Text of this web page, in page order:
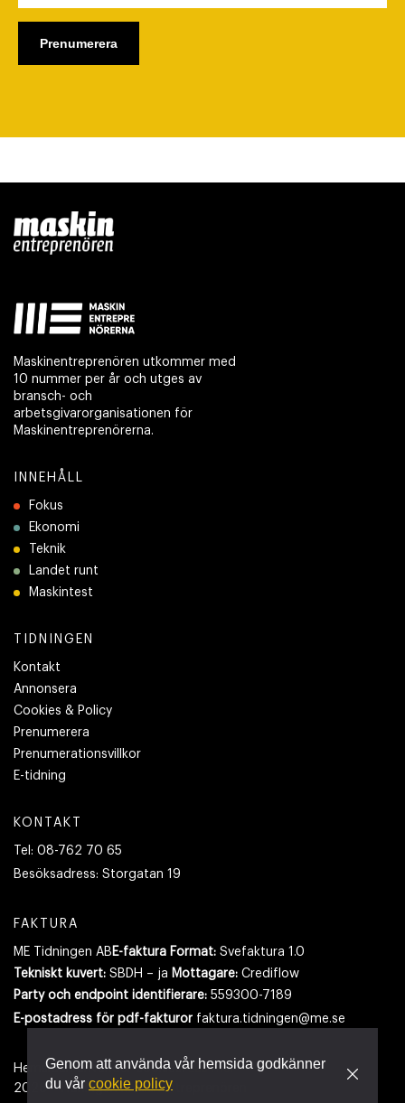
Maskinentreprenören utkommer med
10 nummer per år och utges av
bransch- och
arbetsgivarorganisationen för
Maskinentreprenörerna.
INNEHÅLL
Fokus
Ekonomi
Teknik
Landet runt
Maskintest
TIDNINGEN
Kontakt
Annonsera
Cookies & Policy
Prenumerera
Prenumerationsvillkor
E-tidning
KONTAKT
Tel: 08-762 70 65
Besöksadress: Storgatan 19
FAKTURA
ME Tidningen AB E-faktura Format: Svefaktura 1.0
Tekniskt kuvert: SBDH – ja Mottagare: Crediflow
Party och endpoint identifierare: 559300-7189
E-postadress för pdf-fakturor faktura.tidningen@me.se
Hemsidan använder cookies.Läs mer
2026- Tidningen Maskinentreprenören
Genom att använda vår hemsida godkänner
du vår cookie policy